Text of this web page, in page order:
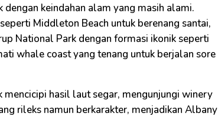
keindahan alam yang masih alami.
Middleton Beach untuk berenang santai,
National Park dengan formasi ikonik seperti
whale coast yang tenang untuk berjalan sore
mencicipi hasil laut segar, mengunjungi winery
rileks namun berkarakter, menjadikan Albany